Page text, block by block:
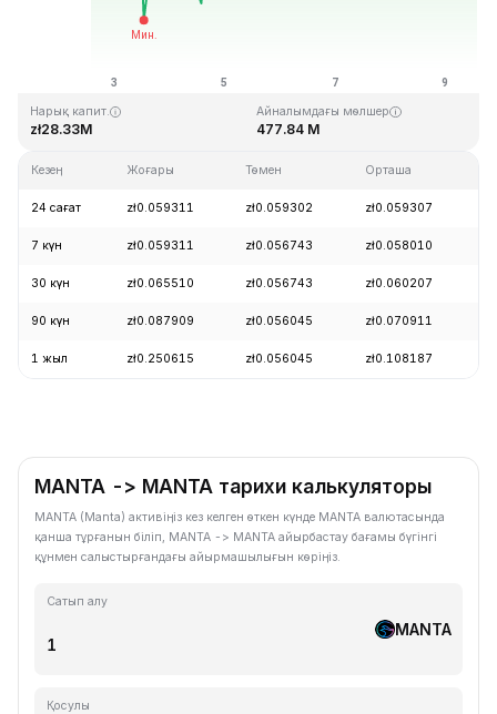
Соңғы жаңарту: 2026-08-09, 13:54 GMT+0
Нарық капит.
zł28.33M
Айналымдағы мөлшер
477.84 M
Кезең Жоғары Төмен Орташа
24 сағат zł0.059311 zł0.059302 zł0.059307
7 күн zł0.059311 zł0.056743 zł0.058010
30 күн zł0.065510 zł0.056743 zł0.060207
90 күн zł0.087909 zł0.056045 zł0.070911
1 жыл zł0.250615 zł0.056045 zł0.108187
MANTA -> MANTA тарихи калькуляторы
MANTA (Manta) активіңіз кез келген өткен күнде MANTA валютасында
қанша тұрғанын біліп, MANTA -> MANTA айырбастау бағамы бүгінгі
құнмен салыстырғандағы айырмашылығын көріңіз.
Сатып алу
MANTA
Қосулы